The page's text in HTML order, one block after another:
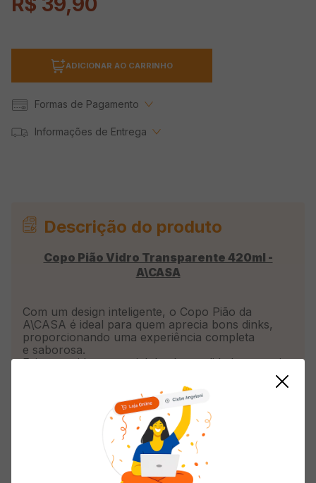
ADICIONAR AO CARRINHO
Formas de Pagamento
Informações de Entrega
Descrição do produto
Copo Pião Vidro Transparente 420ml -
A\CASA
Com um design inteligente, o Copo Pião da
A\CASA é ideal para quem aprecia bons dinks,
proporcionando uma experiência completa
e saborosa.
Feito em vidro, material de alta qualidade, possui
apoiado sobre uma superfície, imita o movimento
que se faz com as mãos para a degustação,
tornando o momento mais prazeroso e
leve. Sofisticado, o copo é próprio
whisky, drinks
diversos e todos os tipos de
vinhos, e tem capacidade para 420ml.